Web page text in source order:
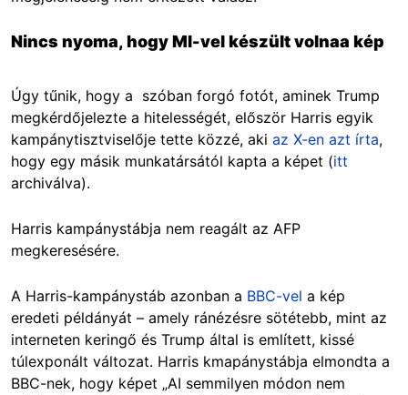
Nincs nyoma, hogy MI-vel készült volnaa kép
Úgy tűnik, hogy a szóban forgó fotót, aminek Trump
megkérdőjelezte a hitelességét, először Harris egyik
kampánytisztviselője tette közzé, aki az X-en azt írta,
hogy egy másik munkatársától kapta a képet (itt
archiválva).
Harris kampánystábja nem reagált az AFP
megkeresésére.
A Harris-kampánystáb azonban a BBC-vel a kép
eredeti példányát – amely ránézésre sötétebb, mint az
interneten keringő és Trump által is említett, kissé
túlexponált változat. Harris kmapánystábja elmondta a
BBC-nek, hogy képet „AI semmilyen módon nem